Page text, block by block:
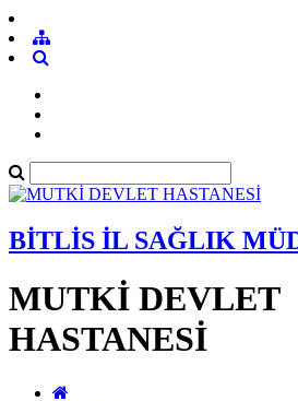
BİTLİS İL SAĞLIK
MUTKİ DEVLET
HASTANESİ